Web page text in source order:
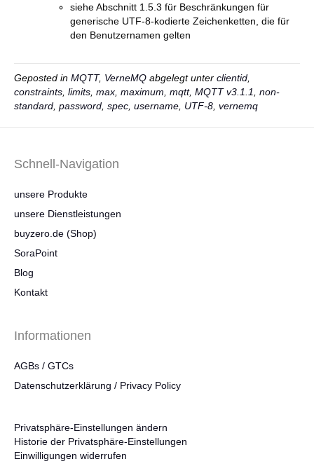
siehe Abschnitt 1.5.3 für Beschränkungen für
generische UTF-8-kodierte Zeichenketten, die für
den Benutzernamen gelten
Geposted in MQTT, VerneMQ abgelegt unter clientid
constraints limits max maximum mqtt, MQTT v3.1.1
non-
standard password spec username UTF-8 vernemq
Schnell-Navigation
unsere Produkte
unsere Dienstleistungen
buyzero.de (Shop)
SoraPoint
Blog
Kontakt
Informationen
AGBs / GTCs
Datenschutzerklärung / Privacy Policy
Privatsphäre-Einstellungen ändern
Historie der Privatsphäre-Einstellungen
Einwilligungen widerrufen